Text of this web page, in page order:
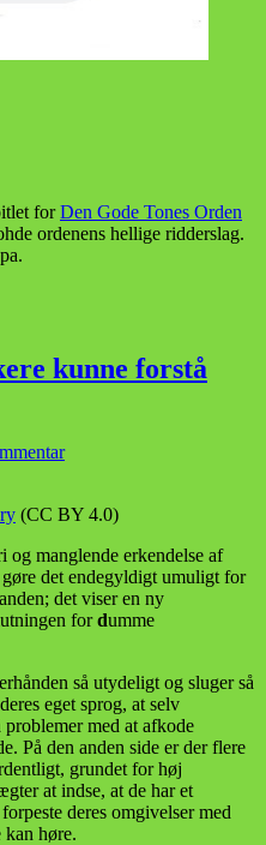
forDen Gode Tones Orden
ordenens hellige ridderslag.
kunne forstå
(CC BY 4.0)
manglende erkendelse af
det endegyldigt umuligt for
det viser en ny
fordumme
så utydeligt og sluger så
eget sprog, at selv
med at afkode
På den anden side er der flere
grundet for høj
at indse, at de har et
deres omgivelser med
høre.